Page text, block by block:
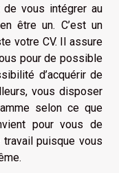
de vous intégrer au
être un. C’est un
votre CV. Il assure
pour de possible
d’acquérir de
vous disposer
selon ce que
pour vous de
puisque vous